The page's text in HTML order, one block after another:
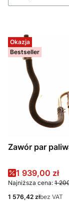
Okazja
Bestseller
Zawór par
Cena
1 939,00 zł
Najniższa cena: 1
Cena
1 576,42 złbez VAT